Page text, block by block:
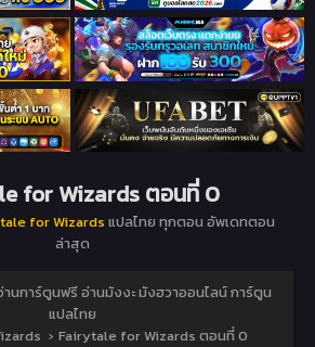
for Wizards ตอนที่ 0
for Wizards แปลไทย ทุกตอน อัพเดทตอน
ล่าสุด
นการ์ตูนฟรี อ่านมังงะ มังฮวาออนไลน์ การ์ตูน
แปลไทย
› Fairytale for Wizards ตอนที่ 0